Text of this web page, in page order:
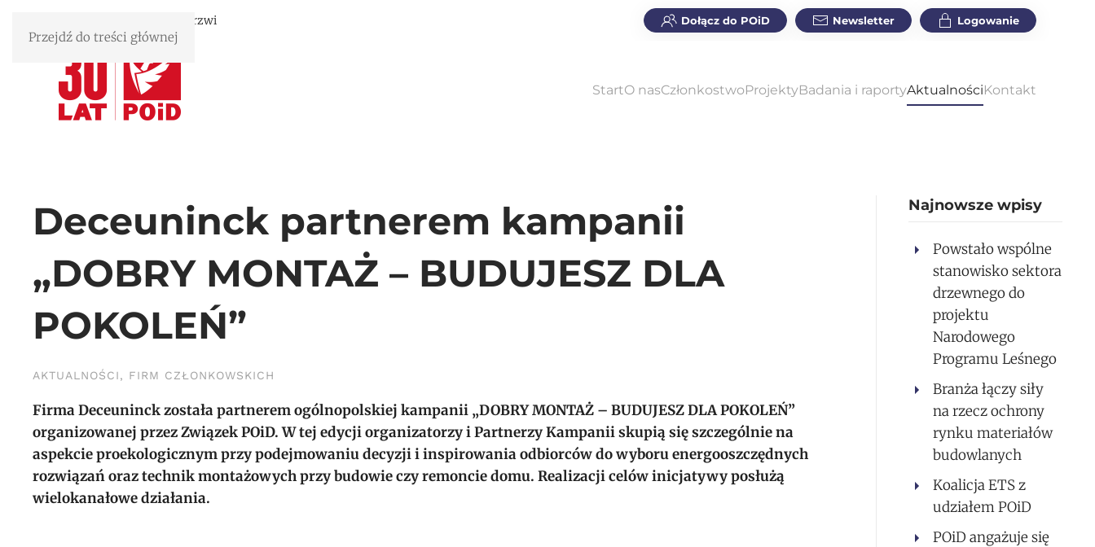
Przejdź do treści głównej
Związek Polskie Okna i Drzwi Dołącz do POiD Newsletter Logowanie
StartO nasCzłonkostwoProjektyBadania i raportyAktualnościKontakt
Deceuninck partnerem kampanii
„DOBRY MONTAŻ – BUDUJESZ DLA
POKOLEŃ”
AKTUALNOŚCI, FIRM CZŁONKOWSKICH
Firma Deceuninck została partnerem ogólnopolskiej kampanii „DOBRY MONTAŻ – BUDUJESZ DLA POKOLEŃ”
organizowanej przez Związek POiD. W tej edycji organizatorzy i Partnerzy Kampanii skupią się szczególnie na
aspekcie proekologicznym przy podejmowaniu decyzji i inspirowania odbiorców do wyboru energooszczędnych
rozwiązań oraz technik montażowych przy budowie czy remoncie domu. Realizacji celów inicjatywy posłużą
wielokanałowe działania.
Najnowsze wpisy
Powstało wspólne
stanowisko sektora
drzewnego do
projektu
Narodowego
Programu Leśnego
Branża łączy siły
na rzecz ochrony
rynku materiałów
budowlanych
Koalicja ETS z
udziałem POiD
POiD angażuje się